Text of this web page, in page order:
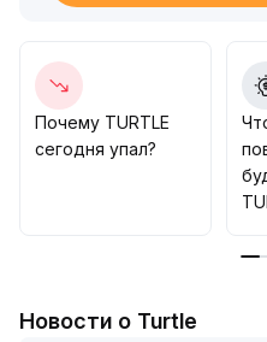
изменения
риску, установить
избежание риска
Почему TURTLE
сегодня упал?
Новости о Turtle